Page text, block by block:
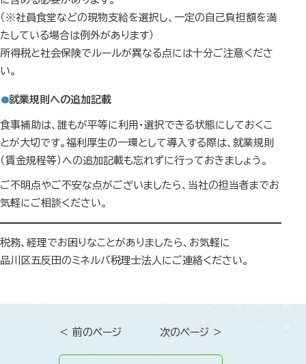
（※社員食堂などの現物支給を選択し、一定の自己負担額を満
たしている場合は例外があります）
所得税と社会保険でルールが異なる点には十分ご注意くださ
い。
就業規則への追加記載
食事補助は、誰もが平等に利用・選択できる状態にしておくこ
とが大切です。福利厚生の一環として導入する際は、就業規則
（賃金規程等）への追加記載も忘れずに行っておきましょう。
ご不明点やご不安な点がございましたら、当社の担当者までお
気軽にご相談ください。
税務、経理でお困りなことがありましたら、お気軽に
品川区五反田のミネルバ税理士法人にご連絡ください。
＜ 前のページ 次のページ ＞